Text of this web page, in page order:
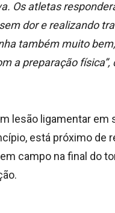
Os atletas
dor e realizando
também muito
a preparação
lesão ligamentar em
está próximo de
campo na final do